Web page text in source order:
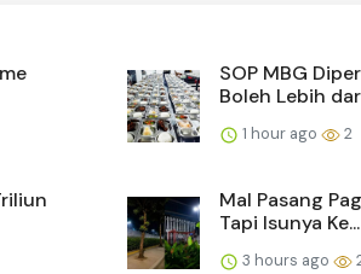
SOP MBG
Boleh Lebih
1 hour ago 2
Mal Pasang
Tapi Isunya Ke...
3 hours ago